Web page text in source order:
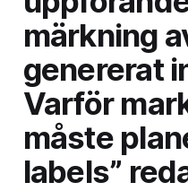
märkning
genererat
Varför
måste
labels”